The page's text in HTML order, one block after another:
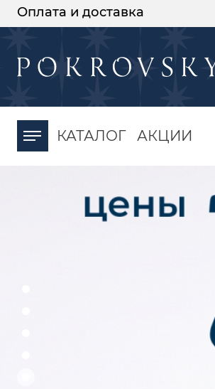
Оплата и доставка
КАТАЛОГ АКЦИИ
-30%
момента оплаты